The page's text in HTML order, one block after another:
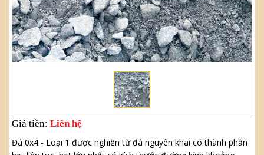
Giá tiền: Liên hệ
Đá 0x4 - Loại 1 được nghiền từ đá nguyên khai có thành phần